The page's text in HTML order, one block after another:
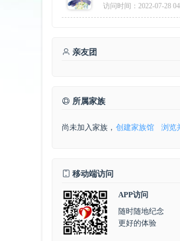
访问时间：2022-07-28
亲友团
所属家族
尚未加入家族， 创建家族馆 浏览
移动端访问
APP访问
随时随地纪念
更好的体验